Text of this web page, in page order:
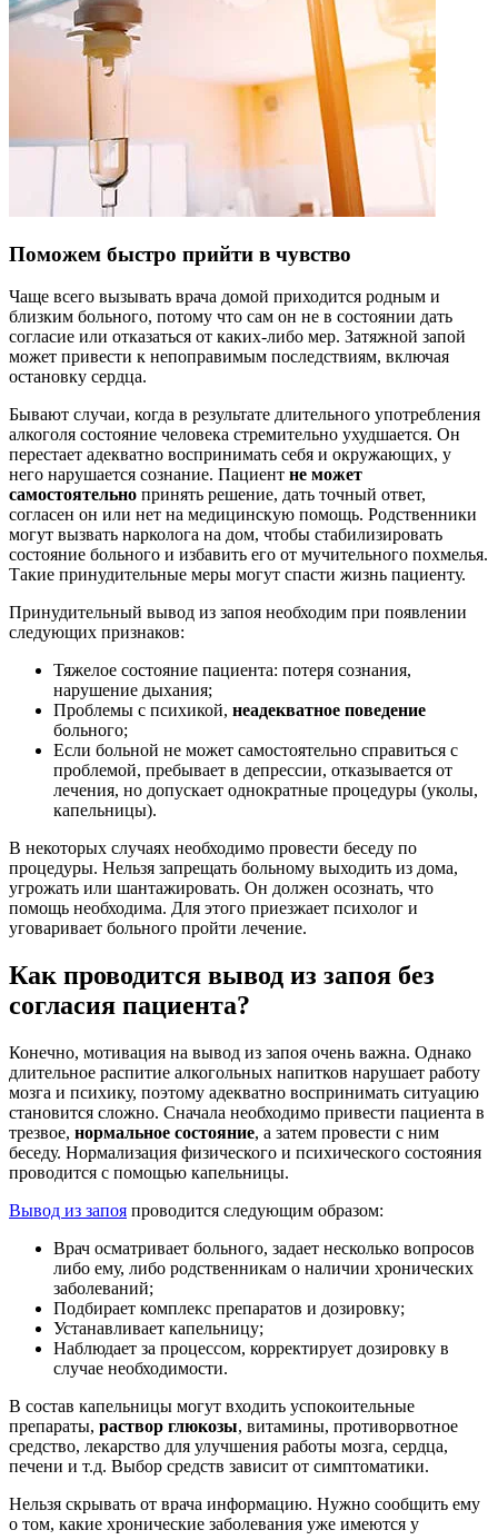
Поможем быстро прийти в чувство
Чаще всего вызывать врача домой приходится родным и
близким больного, потому что сам он не в состоянии дать
согласие или отказаться от каких-либо мер. Затяжной запой
может привести к непоправимым последствиям, включая
остановку сердца.
Бывают случаи, когда в результате длительного употребления
алкоголя состояние человека стремительно ухудшается. Он
перестает адекватно воспринимать себя и окружающих, у
него нарушается сознание. Пациент не может
самостоятельно принять решение, дать точный ответ,
согласен он или нет на медицинскую помощь. Родственники
могут вызвать нарколога на дом, чтобы стабилизировать
состояние больного и избавить его от мучительного похмелья.
Такие принудительные меры могут спасти жизнь пациенту.
Принудительный вывод из запоя необходим при появлении
следующих признаков:
Тяжелое состояние пациента: потеря сознания,
нарушение дыхания;
Проблемы с психикой, неадекватное поведение
больного;
Если больной не может самостоятельно справиться с
проблемой, пребывает в депрессии, отказывается от
лечения, но допускает однократные процедуры (уколы,
капельницы).
В некоторых случаях необходимо провести беседу по
процедуры. Нельзя запрещать больному выходить из дома,
угрожать или шантажировать. Он должен осознать, что
помощь необходима. Для этого приезжает психолог и
уговаривает больного пройти лечение.
Как проводится вывод из запоя без
согласия пациента?
Конечно, мотивация на вывод из запоя очень важна. Однако
длительное распитие алкогольных напитков нарушает работу
мозга и психику, поэтому адекватно воспринимать ситуацию
становится сложно. Сначала необходимо привести пациента в
трезвое, нормальное состояние, а затем провести с ним
беседу. Нормализация физического и психического состояния
проводится с помощью капельницы.
Вывод из запоя проводится следующим образом:
Врач осматривает больного, задает несколько вопросов
либо ему, либо родственникам о наличии хронических
заболеваний;
Подбирает комплекс препаратов и дозировку;
Устанавливает капельницу;
Наблюдает за процессом, корректирует дозировку в
случае необходимости.
В состав капельницы могут входить успокоительные
препараты, раствор глюкозы, витамины, противорвотное
средство, лекарство для улучшения работы мозга, сердца,
печени и т.д. Выбор средств зависит от симптоматики.
Нельзя скрывать от врача информацию. Нужно сообщить ему
о том, какие хронические заболевания уже имеются у